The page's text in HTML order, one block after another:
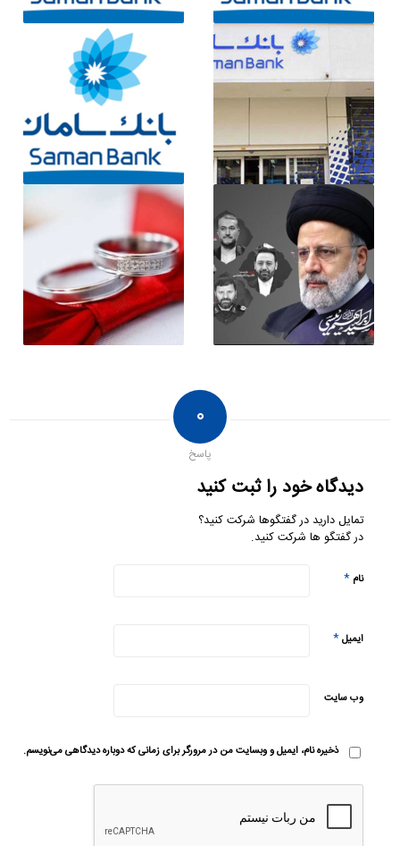
۰
پاسخ
دیدگاه خود را ثبت کنید
تمایل دارید در گفتگوها شرکت کنید؟
در گفتگو ها شرکت کنید.
نام*
ایمیل*
وب‌ سایت
ذخیره نام، ایمیل و وبسایت من در مرورگر برای زمانی که دوباره دیدگاهی می‌نویسم.